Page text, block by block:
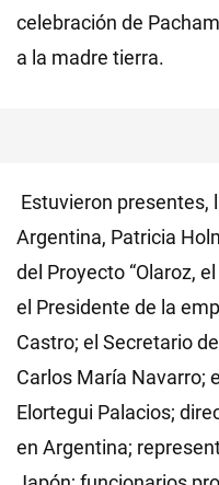
celebración de
a la madre tierra.
Estuvieron presentes,
Argentina, Patricia
del Proyecto “Olaroz,
el Presidente de la
Castro; el Secretario
Carlos María Navarro;
Elortegui Palacios;
en Argentina;